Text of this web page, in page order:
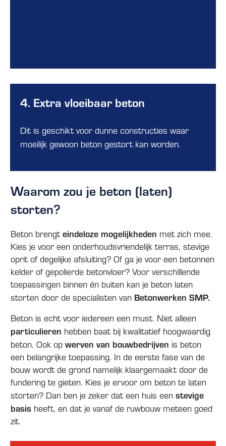
4. Extra vloeibaar beton
Dit is geschikt voor dunne constructies waar
moeilijk gewoon beton gestort kan worden.
Waarom zou je beton (laten)
storten?
Beton brengt eindeloze mogelijkheden met zich mee.
Kies je voor een onderhoudsvriendelijk terras, stevige
oprit of degelijke afsluiting? Of ga je voor een betonnen
kelder of gepolierde betonvloer? Voor verschillende
toepassingen binnen én buiten kan je beton laten
storten door de specialisten van Betonwerken SMP.
Beton is echt voor iedereen een must. Niet alleen
particulieren hebben baat bij kwalitatief hoogwaardig
beton. Ook op werven van bouwbedrijven is beton
een belangrijke toepassing. In de eerste fase van de
bouw wordt de grond namelijk klaargemaakt door de
fundering te gieten. Kies je ervoor om beton te laten
storten? Dan ben je zeker dat een huis een stevige
basis heeft, en dat je vanaf de ruwbouw meteen goed
zit.